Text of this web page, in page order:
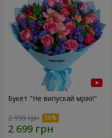
Букет "Не випускай мрію!"
2 999 грн